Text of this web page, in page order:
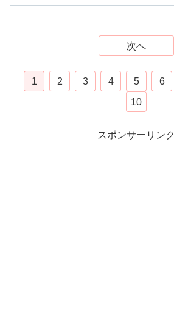
次へ
1 2 3 4 5 6
10
スポンサーリンク